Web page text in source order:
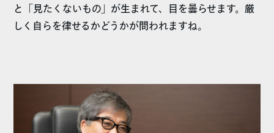
と「見たくないもの」が生まれて、目を曇らせます。厳
しく自らを律せるかどうかが問われますね。